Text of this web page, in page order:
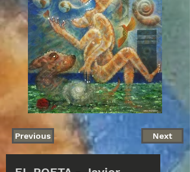
Previous Next
Disponible